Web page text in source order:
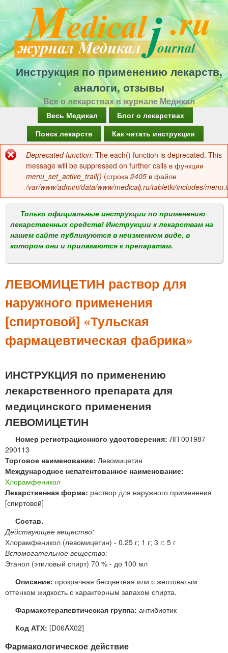
Перейти
к
основному
содержанию
Инструкция по применению лекарств,
аналоги, отзывы
Все о лекарствах в журнале Медикал
а
в
о
м
е
н
Весь Медикал
Блог о лекарствах
Поиск лекарств
Как читать инструкции
Сообщение
об
ошибке
Deprecated function: The each() function is deprecated. This
message will be suppressed on further calls в функции
menu_set_active_trail() (строка 2405 в файле
/var/www/admini/data/www/medicalj.ru/tabletki/includes/
Только официальные инструкции по применению
лекарственных средств! Инструкции к лекарствам на
нашем сайте публикуются в неизменном виде, в
котором они и прилагаются к препаратам.
ЛЕВОМИЦЕТИН раствор для
наружного применения
[спиртовой] «Тульская
фармацевтическая фабрика»
ИНСТРУКЦИЯ по применению
лекарственного препарата для
медицинского применения
ЛЕВОМИЦЕТИН
Номер регистрационного удостоверения: ЛП 001987-
290113
Торговое наименование: Левомицетин
Международное непатентованное наименование:
Хлорамфеникол
Лекарственная форма: раствор для наружного применения
[спиртовой]
Состав.
Действующее вещество:
Хлорамфеникол (левомицетин) - 0,25 г; 1 г; 3 г; 5 г
Вспомогательное вещество:
Этанол (этиловый спирт) 70 % - до 100 мл
Описание: прозрачная бесцветная или с желтоватым
оттенком жидкость с характерным запахом спирта.
Фармакотерапевтическая группа: антибиотик
Код АТХ: [D06AX02]
Фармакологическое действие